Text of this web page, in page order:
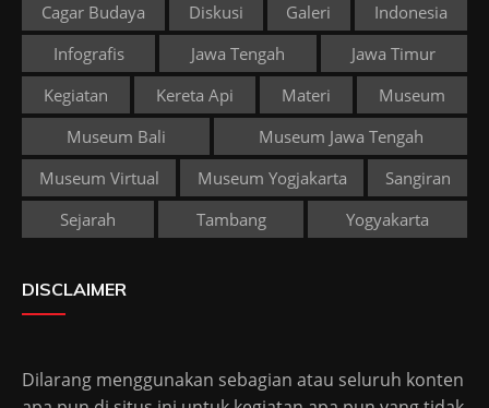
Cagar Budaya
Diskusi Galeri
Indonesia
Infografis
Jawa Tengah
Jawa Timur
Kegiatan
Kereta Api Materi
Museum
Museum Bali
Museum Jawa Tengah
Museum Virtual
Museum Yogjakarta
Sangiran
Sejarah
Tambang Yogyakarta
DISCLAIMER
Dilarang menggunakan sebagian atau seluruh konten